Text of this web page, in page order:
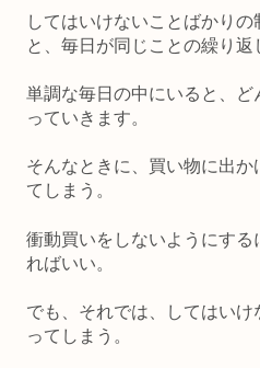
してはいけないことばかり
と、毎日が同じことの繰り返
単調な毎日の中にいると、
っていきます。
そんなときに、買い物に出
てしまう。
衝動買いをしないようにす
ればいい。
でも、それでは、してはい
ってしまう。